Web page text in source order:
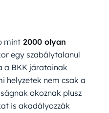
mint 2000 olyan
egy szabálytalanul
a BKK járatainak
helyzetek nem csak a
okoznak plusz
is akadályozzák